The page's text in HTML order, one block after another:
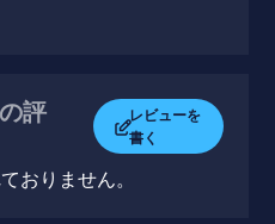
評
レビューを
書く
おりません。